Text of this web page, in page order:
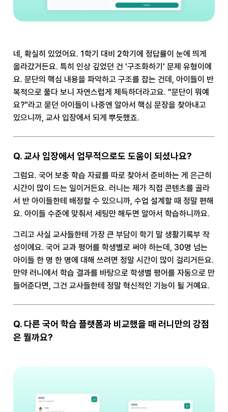
네, 확실히 있었어요. 1학기 대비 2학기에 정답률이 눈에 띄게
올라갔거든요. 특히 인상 깊었던 건 '구조화하기' 문제 유형이에
요. 문단의 핵심 내용을 파악하고 구조를 잡는 건데, 아이들이 반
복적으로 풀다 보니 자연스럽게 체득하더라고요. "문단이 뭐예
요?"라고 묻던 아이들이 나중엔 알아서 핵심 문장을 찾아내고
있으니까, 교사 입장에서 되게 뿌듯했죠.
Q. 교사 입장에서 업무적으로도 도움이 되셨나요?
그럼요. 국어 보충 학습 자료를 따로 찾아서 준비하는 게 은근히
시간이 많이 드는 일이거든요. 러니는 제가 직접 콘텐츠를 골라
서 반 아이들한테 배정할 수 있으니까, 수업 설계할 때 정말 편해
요. 아이들 수준에 맞춰서 세팅만 해두면 알아서 학습하니까요.
그리고 사실 교사들한테 가장 큰 부담이 학기 말 생활기록부 작
성이에요. 국어 교과 평어를 학생별로 써야 하는데, 30명 넘는
아이들 한 명 한 명에 대해 쓰려면 정말 시간이 많이 걸리거든요.
만약 러니에서 학습 결과를 바탕으로 학생별 평어를 자동으로 만
들어준다면, 그건 교사들한테 정말 혁신적인 기능이 될 거예요.
Q. 다른 국어 학습 플랫폼과 비교했을 때 러니만의 강점
은 뭘까요?